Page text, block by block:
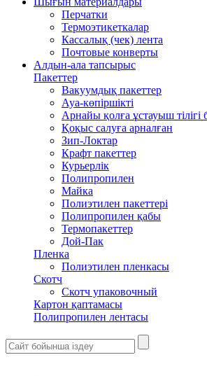
Перчатки
Термоэтикеткалар
Кассалық (чек) лента
Почтовые конверты
Алдын-ала тапсырыс
Пакеттер
Вакуумдық пакеттер
Ауа-көпіршікті
Арнайы қолға ұстауыш тілігі
Қоқыс салуға арналған
Зип-Локтар
Крафт пакеттер
Курьерлік
Полипропилен
Майка
Полиэтилен пакеттері
Полипропилен қабы
Термопакеттер
Дой-Пак
Пленка
Полиэтилен пленкасы
Скотч
Скотч упаковочный
Картон қаптамасы
Полипропилен лентасы